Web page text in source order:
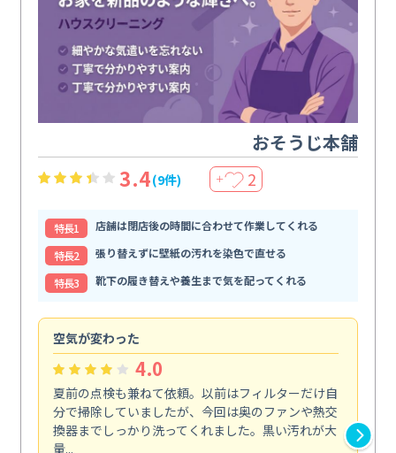
おそうじ本舗
3.4(9件) ＋ 2
特⻑1
店舗は閉店後の時間に合わせて作業してくれる
特⻑2
張り替えずに壁紙の汚れを染色で直せる
特⻑3
靴下の履き替えや養生まで気を配ってくれる
空気が変わった
4.0
夏前の点検も兼ねて依頼。以前はフィルターだけ自
分で掃除していましたが、今回は奥のファンや熱交
換器までしっかり洗ってくれました。黒い汚れが大
量...